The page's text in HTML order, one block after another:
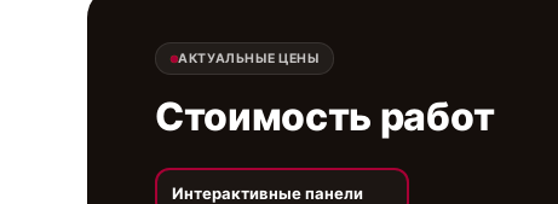
АКТУАЛЬНЫЕ ЦЕНЫ
Стоимость работ
Интерактивные панели